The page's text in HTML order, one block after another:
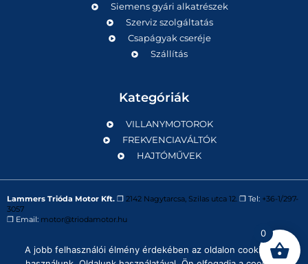
Siemens gyári alkatrészek
Szerviz szolgáltatás
Csapágyak cseréje
Szállítás
Kategóriák
VILLANYMOTOROK
FREKVENCIAVÁLTÓK
HAJTÓMŰVEK
Lammers Trióda Motor Kft. ❒ 2142 Nagytarcsa, Szilas utca 12. ❒ Tel: +36-1/297-
3057
❒ Email: motor@triodamotor.hu
Powered byDigit-Now Kft.
0
A jobb felhasználói élmény érdekében az oldalon cookie-kat